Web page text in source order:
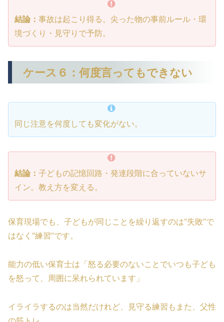
結論： 事故は起こり得る。尖った物の事前ルール・環
境づくり・見守りで予防。
ケース６：何度言ってもできない
同じ注意を何度しても変化がない。
結論： 子どもの記憶回路・発達段階に合っていないサ
イン。教え方を変える。
保育現場でも、子どもが同じことを繰り返すのは“失敗”で
はなく“練習”です。
能力の低い保育士は「怒る必要のないことでいつも子ども
を怒って、周囲に呆れられています」
イライラするのは当然だけれど、見守る練習もまた、父性